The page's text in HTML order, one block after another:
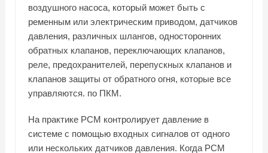
воздушного насоса, который может быть с
ременным или электрическим приводом, датчиков
давления, различных шлангов, односторонних
обратных клапанов, переключающих клапанов,
реле, предохранителей, перепускных клапанов и
клапанов защиты от обратного огня, которые все
управляются. по ПКМ.
На практике PCM контролирует давление в
системе с помощью входных сигналов от одного
или нескольких датчиков давления. Когда PCM